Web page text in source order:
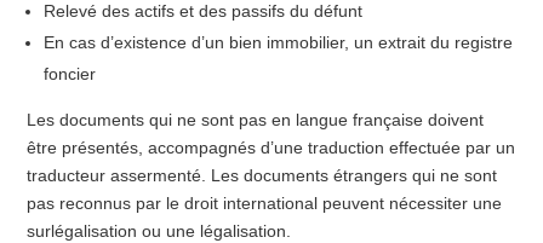
Relevé des actifs et des passifs du défunt
En cas d’existence d’un bien immobilier, un extrait du registre
foncier
Les documents qui ne sont pas en langue française doivent
être présentés, accompagnés d’une traduction effectuée par un
traducteur assermenté. Les documents étrangers qui ne sont
pas reconnus par le droit international peuvent nécessiter une
surlégalisation ou une légalisation.